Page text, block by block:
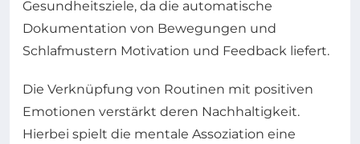
Gesundheitsziele, da die automatische
Dokumentation von Bewegungen und
Schlafmustern Motivation und Feedback liefert.
Die Verknüpfung von Routinen mit positiven
Emotionen verstärkt deren Nachhaltigkeit.
Hierbei spielt die mentale Assoziation eine